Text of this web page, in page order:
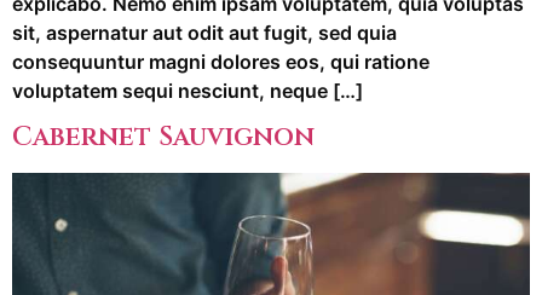
sit, aspernatur aut odit aut fugit, sed quia
consequuntur magni dolores eos, qui ratione
voluptatem sequi nesciunt, neque […]
Cabernet Sauvignon